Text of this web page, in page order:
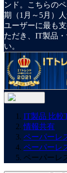
ンド。こちらの
期（1月～5月）
ユーザーに最も
ただき、IT製品
い。
IT製品 比較
情報共有
ペーパーレ
ペーパーレ
ペーパーレ